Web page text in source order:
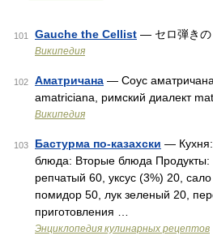
101 Gauche the Cellist — セロ弾きの
Википедия
102 Аматричана — Соус
amatriciana, римский диалект
Википедия
103 Бастурма по-казахски — Кухня:
блюда: Вторые блюда Продукты:
репчатый 60, уксус (3%) 20,
помидор 50, лук зеленый 20,
приготовления …
Энциклопедия кулинарных рецептов